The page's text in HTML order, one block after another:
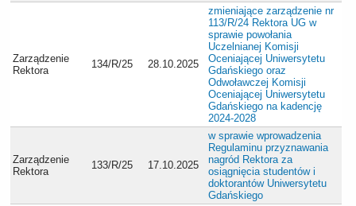
Zarządzenie
Rektora
134/R/25 28.10.2025
zmieniające zarządzenie nr
113/R/24 Rektora UG w
sprawie powołania
Uczelnianej Komisji
Oceniającej Uniwersytetu
Gdańskiego oraz
Odwoławczej Komisji
Oceniającej Uniwersytetu
Gdańskiego na kadencję
2024-2028
Zarządzenie
Rektora
133/R/25 17.10.2025
w sprawie wprowadzenia
Regulaminu przyznawania
nagród Rektora za
osiągnięcia studentów i
doktorantów Uniwersytetu
Gdańskiego